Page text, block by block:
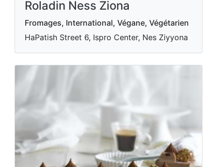
Roladin Ness Ziona
Fromages, International, Végane, Végétarien
HaPatish Street 6, Ispro Center, Nes Ziyyona